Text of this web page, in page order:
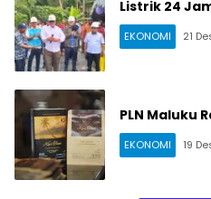
Listrik 24
EKONOMI 21
PLN Maluku
EKONOMI 19